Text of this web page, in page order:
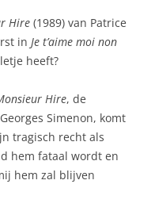
Hire (1989) van Patrice
in Je t’aime moi non
heeft?
Hire, de
Simenon, komt
tragisch recht als
hem fataal wordt en
hem zal blijven